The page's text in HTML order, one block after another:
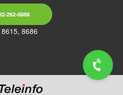
262-8888
8686